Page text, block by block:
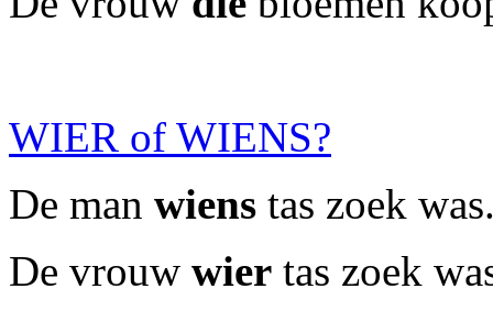
WIER of WIENS?
De man wiens tas zoek
De vrouw wier tas zoek